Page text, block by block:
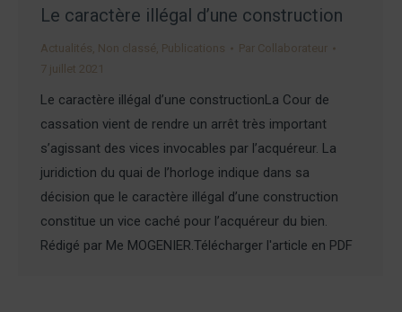
Le caractère illégal d’une construction
Actualités, Non classé, Publications Par Collaborateur
7 juillet 2021
Le caractère illégal d’une constructionLa Cour de
cassation vient de rendre un arrêt très important
s’agissant des vices invocables par l’acquéreur. La
juridiction du quai de l’horloge indique dans sa
décision que le caractère illégal d’une construction
constitue un vice caché pour l’acquéreur du bien.
Rédigé par Me MOGENIER.Télécharger l'article en PDF